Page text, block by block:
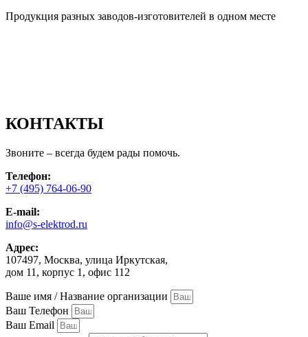
Продукция разных заводов-изготовителей в одном месте
КОНТАКТЫ
Звоните – всегда будем рады помочь.
Телефон:
+7 (495) 764-06-90
E-mail:
info@s-elektrod.ru
Адрес:
107497, Москва, улица Иркутская,
дом 11, корпус 1, офис 112
Ваше имя / Название организации
Ваш Телефон
Ваш Email